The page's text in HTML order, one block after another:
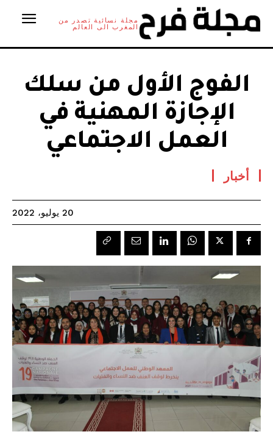
مجلة نسائية تصدر من
المغرب الى العالم
الفوج الأول من سلك
الإجازة المهنية في
العمل الاجتماعي
أخبار
20 يوليو، 2022